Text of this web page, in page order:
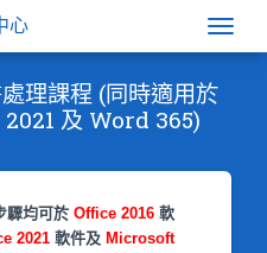
心
理課程 (同時適用於
及 Word 365)
驟均可於 Office 2016 軟
2021 軟件及 Microsoft